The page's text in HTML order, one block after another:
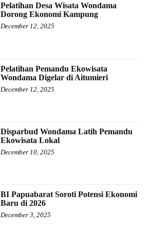
Pelatihan Desa Wisata Wondama
Dorong Ekonomi Kampung
December 12, 2025
Pelatihan Pemandu Ekowisata
Wondama Digelar di Aitumieri
December 12, 2025
Disparbud Wondama Latih Pemandu
Ekowisata Lokal
December 10, 2025
BI Papuabarat Soroti Potensi Ekonomi
Baru di 2026
December 3, 2025